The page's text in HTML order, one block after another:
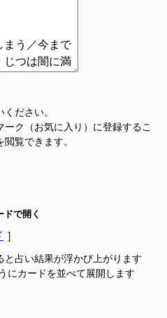
ださい。
ク（お気に入り）に登録するこ
覧できます。
で開く
］
占い結果が浮かび上がります
にカードを並べて展開します